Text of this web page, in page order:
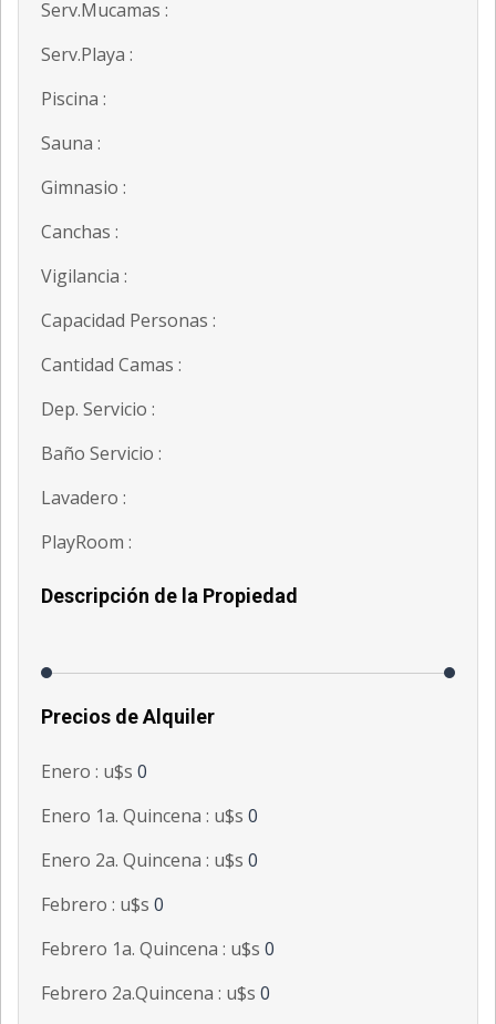
Serv.Mucamas :
Serv.Playa :
Piscina :
Sauna :
Gimnasio :
Canchas :
Vigilancia :
Capacidad Personas :
Cantidad Camas :
Dep. Servicio :
Baño Servicio :
Lavadero :
PlayRoom :
Descripción de la Propiedad
Precios de Alquiler
Enero : u$s 0
Enero 1a. Quincena : u$s 0
Enero 2a. Quincena : u$s 0
Febrero : u$s 0
Febrero 1a. Quincena : u$s 0
Febrero 2a.Quincena : u$s 0